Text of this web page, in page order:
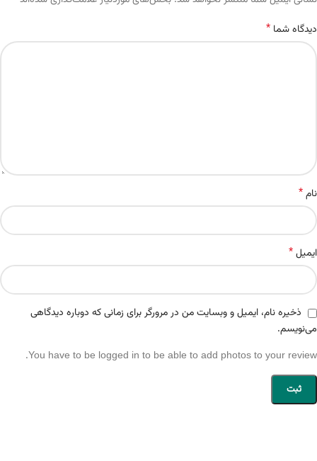
دیدگاه شما *
نام*
ایمیل*
ذخیره نام، ایمیل و وبسایت من در مرورگر برای زمانی که دوباره دیدگاهی
می‌نویسم.
You have to be logged in to be able to add photos to your review.